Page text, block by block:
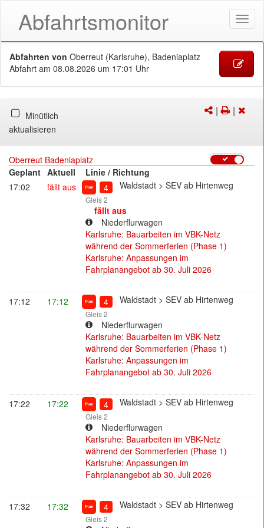
Menü
Abfahrtsmonitor
Abfahrten von Oberreut (Karlsruhe), Badeniaplatz
Abfahrt am 08.08.2026 um 17:01 Uhr
Minütlich
aktualisieren
Versenden/
des
| Drucken
|
Oberreut Badeniaplatz
Geplant Aktuell
Linie / Richtung
17:02
fällt aus Straßenbahn
4 Waldstadt > SEV ab Hirtenweg
Gleis 2
fällt aus
Niederflurwagen
Karlsruhe: Bauarbeiten im VBK-Netz
während der Sommerferien (Phase 1)
Karlsruhe: Anpassungen im
Fahrplanangebot ab 30. Juli 2026
17:12 17:12 Straßenbahn
4 Waldstadt > SEV ab Hirtenweg
Gleis 2
Niederflurwagen
Karlsruhe: Bauarbeiten im VBK-Netz
während der Sommerferien (Phase 1)
Karlsruhe: Anpassungen im
Fahrplanangebot ab 30. Juli 2026
17:22 17:22 Straßenbahn
4 Waldstadt > SEV ab Hirtenweg
Gleis 2
Niederflurwagen
Karlsruhe: Bauarbeiten im VBK-Netz
während der Sommerferien (Phase 1)
Karlsruhe: Anpassungen im
Fahrplanangebot ab 30. Juli 2026
17:32 17:32 Straßenbahn
4 Waldstadt > SEV ab Hirtenweg
Gleis 2